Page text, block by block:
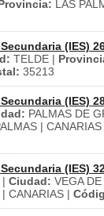
LAS
(IES)
TELDE |
35213
(IES)
PALMAS DE
| CANARIAS
(IES)
| Ciudad: VEGA
CANARIAS |